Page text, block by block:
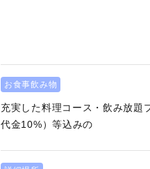
お食事飲み物
充実した料理コース・飲み放題
代金10%）等込みの